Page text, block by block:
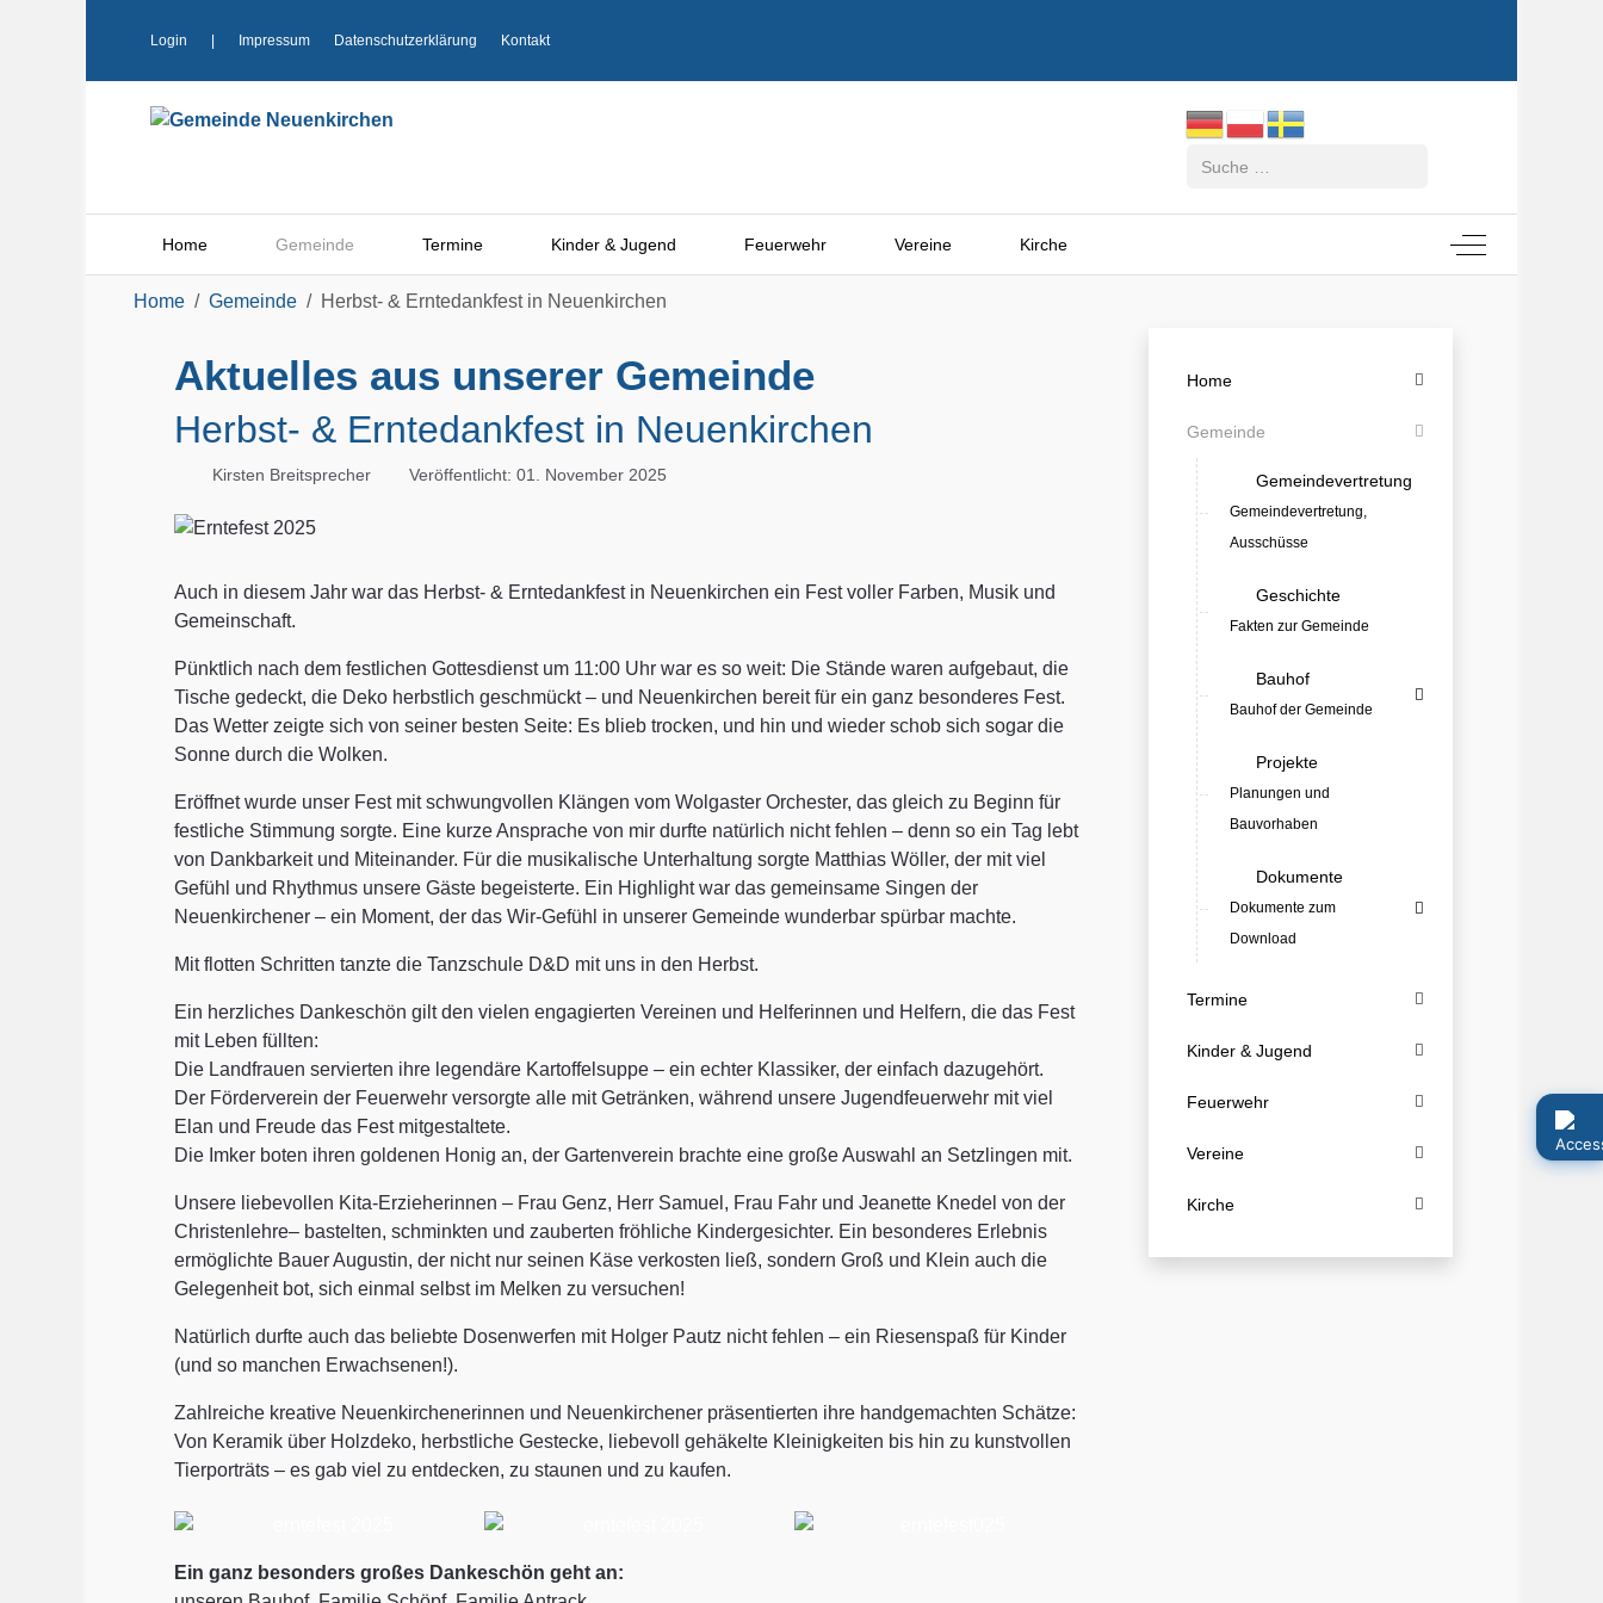
Login Impressum Datenschutzerklärung Kontakt
Home Gemeinde Termine Kinder & Jugend Feuerwehr Vereine Kirche Off-Canvas
Home Gemeinde Herbst- & Erntedankfest in Neuenkirchen
Aktuelles aus unserer Gemeinde
Herbst- & Erntedankfest in Neuenkirchen
Kirsten Breitsprecher Veröffentlicht: 01. November 2025
Auch in diesem Jahr war das Herbst- & Erntedankfest in Neuenkirchen ein Fest voller Farben, Musik und
Gemeinschaft.
Pünktlich nach dem festlichen Gottesdienst um 11:00 Uhr war es so weit: Die Stände waren aufgebaut, die
Tische gedeckt, die Deko herbstlich geschmückt – und Neuenkirchen bereit für ein ganz besonderes Fest.
Das Wetter zeigte sich von seiner besten Seite: Es blieb trocken, und hin und wieder schob sich sogar die
Sonne durch die Wolken.
Eröffnet wurde unser Fest mit schwungvollen Klängen vom Wolgaster Orchester, das gleich zu Beginn für
festliche Stimmung sorgte. Eine kurze Ansprache von mir durfte natürlich nicht fehlen – denn so ein Tag lebt
von Dankbarkeit und Miteinander. Für die musikalische Unterhaltung sorgte Matthias Wöller, der mit viel
Gefühl und Rhythmus unsere Gäste begeisterte. Ein Highlight war das gemeinsame Singen der
Neuenkirchener – ein Moment, der das Wir-Gefühl in unserer Gemeinde wunderbar spürbar machte.
Mit flotten Schritten tanzte die Tanzschule D&D mit uns in den Herbst.
Ein herzliches Dankeschön gilt den vielen engagierten Vereinen und Helferinnen und Helfern, die das Fest
mit Leben füllten:
Die Landfrauen servierten ihre legendäre Kartoffelsuppe – ein echter Klassiker, der einfach dazugehört.
Der Förderverein der Feuerwehr versorgte alle mit Getränken, während unsere Jugendfeuerwehr mit viel
Elan und Freude das Fest mitgestaltete.
Die Imker boten ihren goldenen Honig an, der Gartenverein brachte eine große Auswahl an Setzlingen mit.
Unsere liebevollen Kita-Erzieherinnen – Frau Genz, Herr Samuel, Frau Fahr und Jeanette Knedel von der
Christenlehre– bastelten, schminkten und zauberten fröhliche Kindergesichter. Ein besonderes Erlebnis
ermöglichte Bauer Augustin, der nicht nur seinen Käse verkosten ließ, sondern Groß und Klein auch die
Gelegenheit bot, sich einmal selbst im Melken zu versuchen!
Natürlich durfte auch das beliebte Dosenwerfen mit Holger Pautz nicht fehlen – ein Riesenspaß für Kinder
(und so manchen Erwachsenen!).
Zahlreiche kreative Neuenkirchenerinnen und Neuenkirchener präsentierten ihre handgemachten Schätze:
Von Keramik über Holzdeko, herbstliche Gestecke, liebevoll gehäkelte Kleinigkeiten bis hin zu kunstvollen
Tierporträts – es gab viel zu entdecken, zu staunen und zu kaufen.
Ein ganz besonders großes Dankeschön geht an:
Home
Gemeinde
Gemeindevertretung
Gemeindevertretung,
Ausschüsse
Geschichte
Fakten zur Gemeinde
Bauhof
Bauhof der Gemeinde
Projekte
Planungen und
Bauvorhaben
Dokumente
Dokumente zum
Download
Termine
Kinder & Jugend
Feuerwehr
Vereine
Kirche